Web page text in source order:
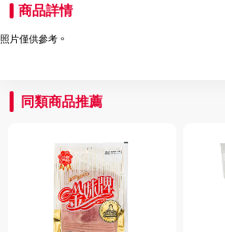
商品詳情
照片僅供參考。
同類商品推薦